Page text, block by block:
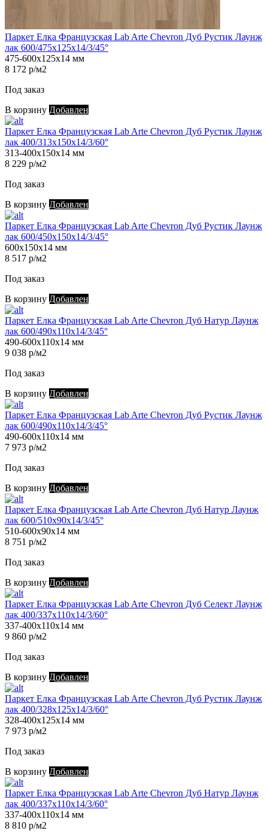
Паркет Елка Французская Lab Arte Chevron Дуб Рустик Лаунж
лак 600/475х125х14/3/45°
475-600х125х14 мм
8 172 р/м2
Под заказ
В корзину Добавлен
Паркет Елка Французская Lab Arte Chevron Дуб Рустик Лаунж
лак 400/313х150х14/3/60°
313-400х150х14 мм
8 229 р/м2
Под заказ
В корзину Добавлен
Паркет Елка Французская Lab Arte Chevron Дуб Рустик Лаунж
лак 600/450х150х14/3/45°
600х150х14 мм
8 517 р/м2
Под заказ
В корзину Добавлен
Паркет Елка Французская Lab Arte Chevron Дуб Натур Лаунж
лак 600/490х110х14/3/45°
490-600х110х14 мм
9 038 р/м2
Под заказ
В корзину Добавлен
Паркет Елка Французская Lab Arte Chevron Дуб Рустик Лаунж
лак 600/490х110х14/3/45°
490-600х110х14 мм
7 973 р/м2
Под заказ
В корзину Добавлен
Паркет Елка Французская Lab Arte Chevron Дуб Натур Лаунж
лак 600/510х90х14/3/45°
510-600х90х14 мм
8 751 р/м2
Под заказ
В корзину Добавлен
Паркет Елка Французская Lab Arte Chevron Дуб Селект Лаунж
лак 400/337х110х14/3/60°
337-400х110х14 мм
9 860 р/м2
Под заказ
В корзину Добавлен
Паркет Елка Французская Lab Arte Chevron Дуб Рустик Лаунж
лак 400/328х125х14/3/60°
328-400х125х14 мм
7 973 р/м2
Под заказ
В корзину Добавлен
Паркет Елка Французская Lab Arte Chevron Дуб Натур Лаунж
лак 400/337х110х14/3/60°
337-400х110х14 мм
8 810 р/м2